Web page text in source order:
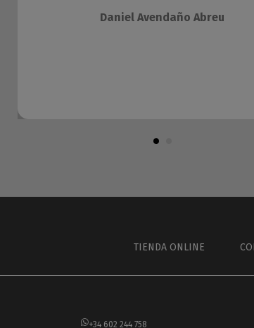
Daniel Avendaño Abreu
TIENDA ONLINE
+34 602 244 758